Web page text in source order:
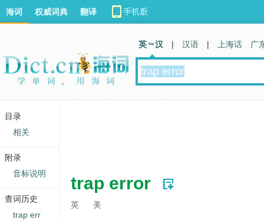
trap error
英 美
海词 权威词典 翻译
英 汉 | 汉语 | 上海话 广
目录
相关
附录
音标说明
查词历史
trap err